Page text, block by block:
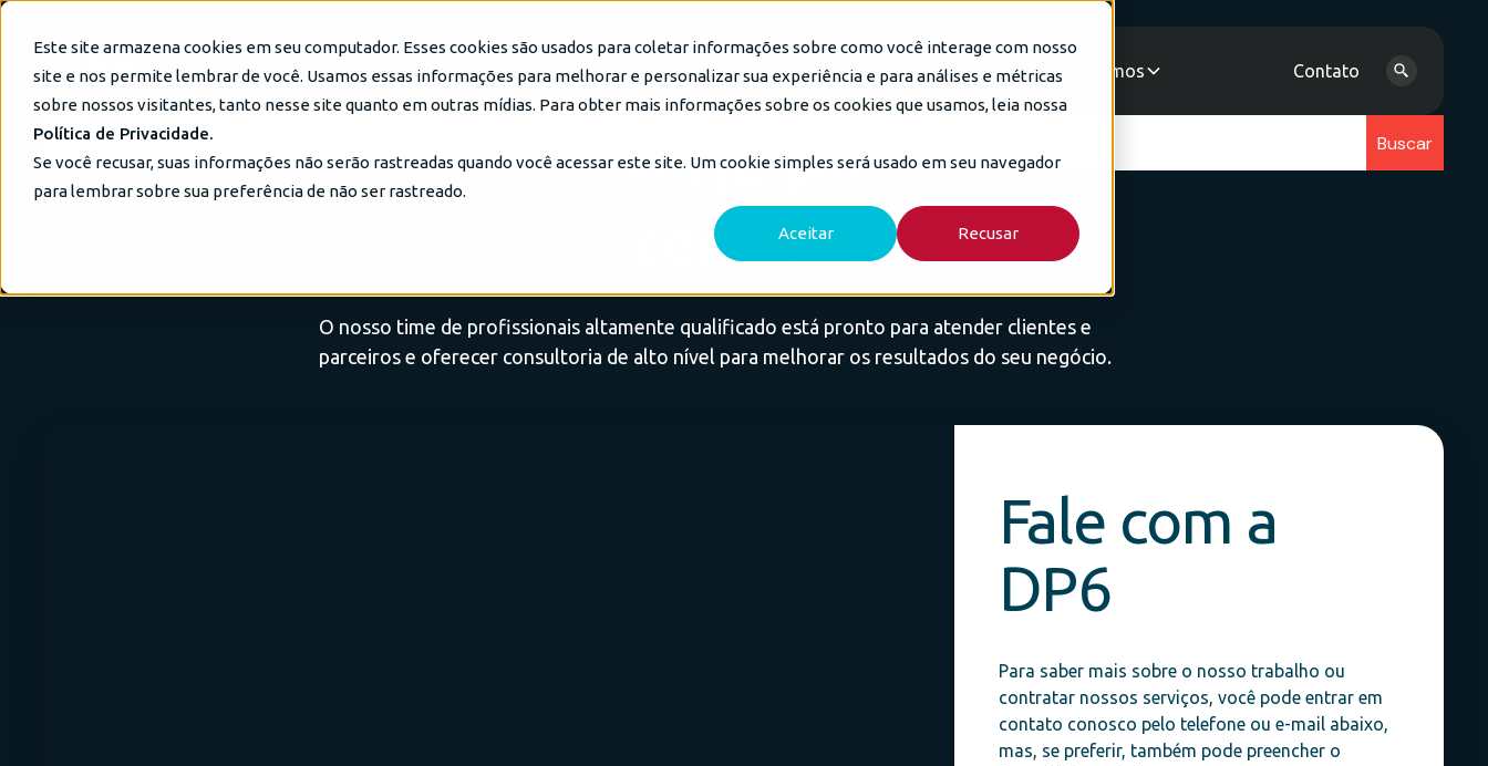
Este site armazena cookies em seu computador. Esses cookies são usados para coletar informações sobre como você interage com nosso
site e nos permite lembrar de você. Usamos essas informações para melhorar e personalizar sua experiência e para análises e métricas
sobre nossos visitantes, tanto nesse site quanto em outras mídias. Para obter mais informações sobre os cookies que usamos, leia nossa
Política de Privacidade.
Se você recusar, suas informações não serão rastreadas quando você acessar este site. Um cookie simples será usado em seu navegador
para lembrar sobre sua preferência de não ser rastreado.
Aceitar Recusar
Serviços Plataformas e Parceiros Insights Blog DP6 Cases Carreiras Quem Somos Contato
Entre em
contato
O nosso time de profissionais altamente qualificado está pronto para atender clientes e
parceiros e oferecer consultoria de alto nível para melhorar os resultados do seu negócio.
Fale com a
DP6
Para saber mais sobre o nosso trabalho ou
contratar nossos serviços, você pode entrar em
contato conosco pelo telefone ou e-mail abaixo,
mas, se preferir, também pode preencher o